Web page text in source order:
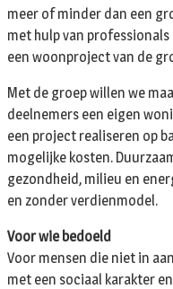
meer of minder dan een
met hulp van
een woonproject van de
Met de groep willen we
deelnemers een eigen
een project realiseren op
mogelijke kosten.
gezondheid, milieu en
en zonder verdienmodel.
Voor wie bedoeld
Voor mensen die niet in
met een sociaal karakter